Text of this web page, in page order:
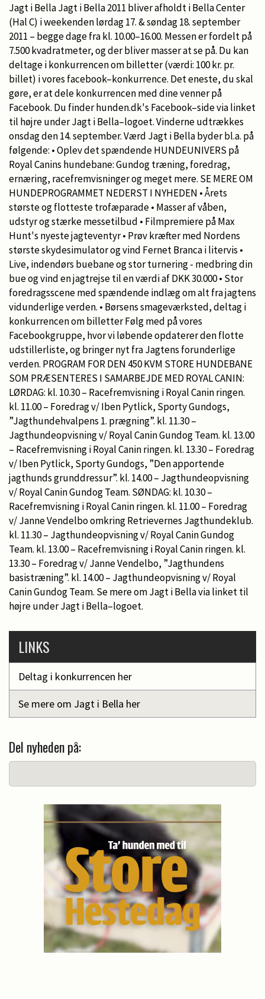
Jagt i Bella Jagt i Bella 2011 bliver afholdt i Bella Center
(Hal C) i weekenden lørdag 17. & søndag 18. september
2011 – begge dage fra kl. 10.00–16.00. Messen er fordelt på
7.500 kvadratmeter, og der bliver masser at se på. Du kan
deltage i konkurrencen om billetter (værdi: 100 kr. pr.
billet) i vores facebook–konkurrence. Det eneste, du skal
gøre, er at dele konkurrencen med dine venner på
Facebook. Du finder hunden.dk's Facebook–side via linket
til højre under Jagt i Bella–logoet. Vinderne udtrækkes
onsdag den 14. september. Værd Jagt i Bella byder bl.a. på
følgende: • Oplev det spændende HUNDEUNIVERS på
Royal Canins hundebane: Gundog træning, foredrag,
ernæring, racefremvisninger og meget mere. SE MERE OM
HUNDEPROGRAMMET NEDERST I NYHEDEN • Årets
største og flotteste trofæparade • Masser af våben,
udstyr og stærke messetilbud • Filmpremiere på Max
Hunt's nyeste jagteventyr • Prøv kræfter med Nordens
største skydesimulator og vind Fernet Branca i litervis •
Live, indendørs buebane og stor turnering - medbring din
bue og vind en jagtrejse til en værdi af DKK 30.000 • Stor
foredragsscene med spændende indlæg om alt fra jagtens
vidunderlige verden. • Børsens smageværksted, deltag i
konkurrencen om billetter Følg med på vores
Facebookgruppe, hvor vi løbende opdaterer den flotte
udstillerliste, og bringer nyt fra Jagtens forunderlige
verden. PROGRAM FOR DEN 450 KVM STORE HUNDEBANE
SOM PRÆSENTERES I SAMARBEJDE MED ROYAL CANIN:
LØRDAG: kl. 10.30 – Racefremvisning i Royal Canin ringen.
kl. 11.00 – Foredrag v/ Iben Pytlick, Sporty Gundogs,
”Jagthundehvalpens 1. prægning”. kl. 11.30 –
Jagthundeopvisning v/ Royal Canin Gundog Team. kl. 13.00
– Racefremvisning i Royal Canin ringen. kl. 13.30 – Foredrag
v/ Iben Pytlick, Sporty Gundogs, ”Den apportende
jagthunds grunddressur”. kl. 14.00 – Jagthundeopvisning
v/ Royal Canin Gundog Team. SØNDAG: kl. 10.30 –
Racefremvisning i Royal Canin ringen. kl. 11.00 – Foredrag
v/ Janne Vendelbo omkring Retrievernes Jagthundeklub.
kl. 11.30 – Jagthundeopvisning v/ Royal Canin Gundog
Team. kl. 13.00 – Racefremvisning i Royal Canin ringen. kl.
13.30 – Foredrag v/ Janne Vendelbo, ”Jagthundens
basistræning”. kl. 14.00 – Jagthundeopvisning v/ Royal
Canin Gundog Team. Se mere om Jagt i Bella via linket til
højre under Jagt i Bella–logoet.
LINKS
Deltag i konkurrencen her
Se mere om Jagt i Bella her
Del nyheden på: